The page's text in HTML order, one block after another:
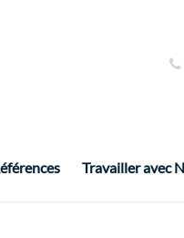
Travailler avec